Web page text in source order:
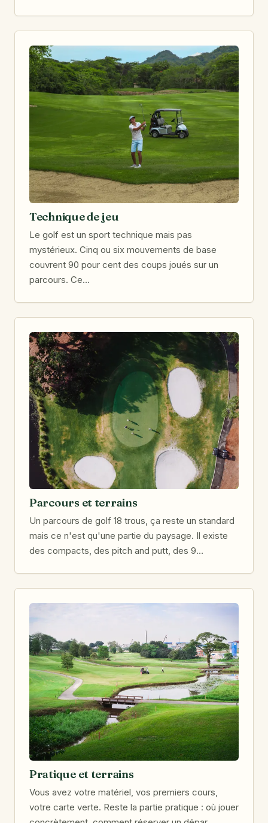
Technique de jeu
Le golf est un sport technique mais pas
mystérieux. Cinq ou six mouvements de base
couvrent 90 pour cent des coups joués sur un
parcours. Ce…
Parcours et terrains
Un parcours de golf 18 trous, ça reste un standard
mais ce n'est qu'une partie du paysage. Il existe
des compacts, des pitch and putt, des 9…
Pratique et terrains
Vous avez votre matériel, vos premiers cours,
votre carte verte. Reste la partie pratique : où jouer